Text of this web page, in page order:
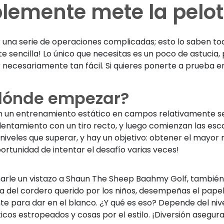
mete la
serie de operaciones complicadas; esto lo saben
Lo único que necesitas es un poco de
tan fácil. Si quieres ponerte a prueba
empezar?
un entrenamiento estático en campos relativamente
con un tiro recto, y luego comienzan las
que superar, y hay un objetivo: obtener el
de intentar el desafío varias veces!
un vistazo a Shaun The Sheep Baahmy Golf,
cordero querido por los niños, desempeñas el
para dar en el blanco. ¿Y qué es eso? Depende del
estropeados y cosas por el estilo. ¡Diversión